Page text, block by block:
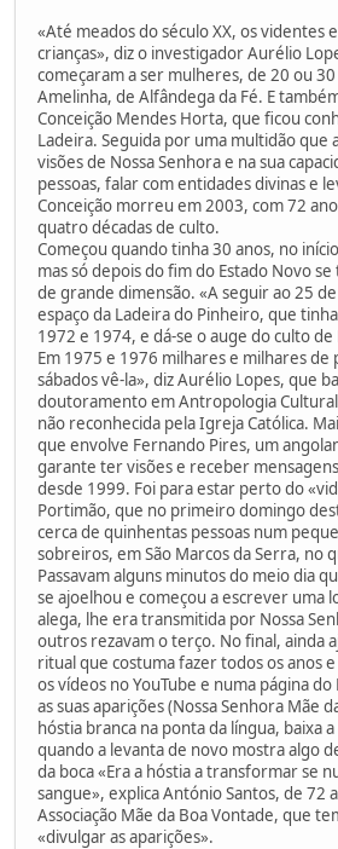
«Até meados do século XX, os videntes
crianças», diz o investigador Aurélio
começaram a ser mulheres, de 20 ou 30
Amelinha, de Alfândega da Fé. E
Conceição Mendes Horta, que ficou
Ladeira. Seguida por uma multidão que
visões de Nossa Senhora e na sua
pessoas, falar com entidades divinas e
Conceição morreu em 2003, com 72
quatro décadas de culto.
Começou quando tinha 30 anos, no
mas só depois do fim do Estado Novo
de grande dimensão. «A seguir ao 25
espaço da Ladeira do Pinheiro, que
1972 e 1974, e dá-se o auge do culto de
Em 1975 e 1976 milhares e milhares de
sábados vê-la», diz Aurélio Lopes, que
doutoramento em Antropologia Cultural
não reconhecida pela Igreja Católica.
que envolve Fernando Pires, um
garante ter visões e receber
desde 1999. Foi para estar perto do
Portimão, que no primeiro domingo
cerca de quinhentas pessoas num
sobreiros, em São Marcos da Serra, no
Passavam alguns minutos do meio dia
se ajoelhou e começou a escrever uma
alega, lhe era transmitida por Nossa
outros rezavam o terço. No final, ainda
ritual que costuma fazer todos os anos
os vídeos no YouTube e numa página
as suas aparições (Nossa Senhora Mãe
hóstia branca na ponta da língua, baixa
quando a levanta de novo mostra algo
da boca «Era a hóstia a transformar se
sangue», explica António Santos, de 72
Associação Mãe da Boa Vontade, que
«divulgar as aparições».